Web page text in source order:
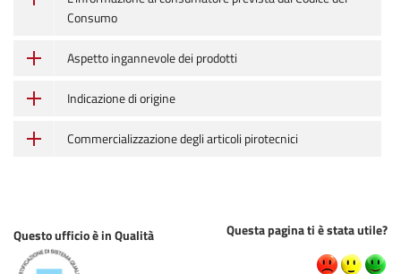
Consumo
Aspetto ingannevole dei prodotti
Indicazione di origine
Commercializzazione degli articoli pirotecnici
Questa pagina ti è stata utile?
Questo ufficio è in Qualità